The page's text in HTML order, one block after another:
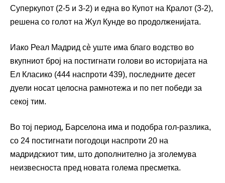
Суперкупот (2-5 и 3-2) и една во Купот на Кралот (3-2),
решена со голот на Жул Кунде во продолженијата.
Иако Реал Мадрид сè уште има благо водство во
вкупниот број на постигнати голови во историјата на
Ел Класико (444 наспроти 439), последните десет
дуели носат целосна рамнотежа и по пет победи за
секој тим.
Во тој период, Барселона има и подобра гол-разлика,
со 24 постигнати погодоци наспроти 20 на
мадридскиот тим, што дополнително ја зголемува
неизвесноста пред новата голема пресметка.